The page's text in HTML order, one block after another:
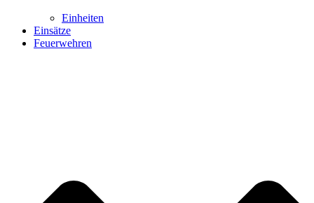
Einheiten
Einsätze
Feuerwehren